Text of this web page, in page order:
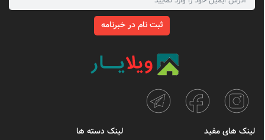
ثبت نام در خبرنامه
لینک های مفید لینک دسته ها